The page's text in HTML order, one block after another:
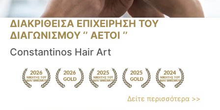
ΔΙΑΚΡΙΘΕΙΣΑ ΕΠΙΧΕΙΡΗΣΗ ΤΟΥ
ΔΙΑΓΩΝΙΣΜΟΥ ‘’ ΑΕΤΟΙ ‘’
Constantinos Hair Art
Δείτε περισσότερα >>